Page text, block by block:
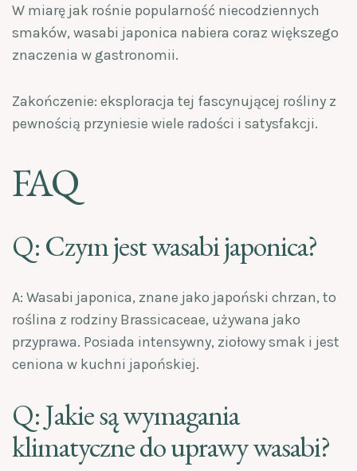
W miarę jak rośnie popularność niecodziennych
smaków, wasabi japonica nabiera coraz większego
znaczenia w gastronomii.
Zakończenie: eksploracja tej fascynującej rośliny z
pewnością przyniesie wiele radości i satysfakcji.
FAQ
Q: Czym jest wasabi japonica?
A: Wasabi japonica, znane jako japoński chrzan, to
roślina z rodziny Brassicaceae, używana jako
przyprawa. Posiada intensywny, ziołowy smak i jest
ceniona w kuchni japońskiej.
Q: Jakie są wymagania
klimatyczne do uprawy wasabi?